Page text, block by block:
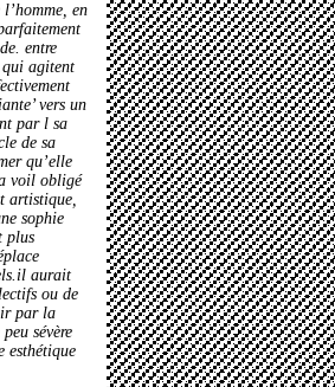
en
entre
qui agitent
vers un
par l sa
de sa
qu’elle
voil obligé
artistique,
sophie
plus
aurait
ou de
par la
sévère
esthétique